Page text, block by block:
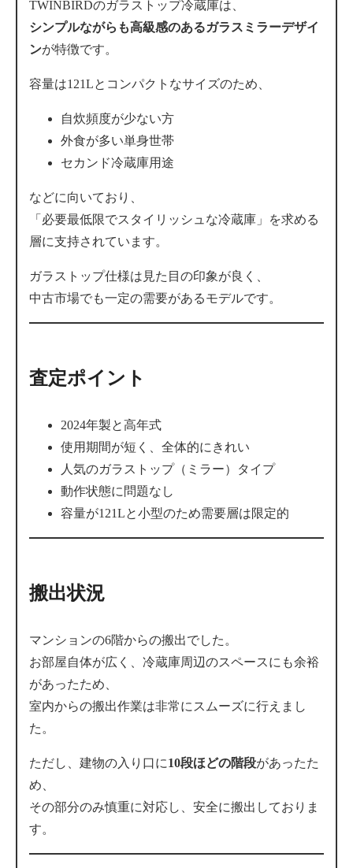
TWINBIRDのガラストップ冷蔵庫は、
シンプルながらも高級感のあるガラスミラーデザイ
ンが特徴です。
容量は121Lとコンパクトなサイズのため、
自炊頻度が少ない方
外食が多い単身世帯
セカンド冷蔵庫用途
などに向いており、
「必要最低限でスタイリッシュな冷蔵庫」を求める
層に支持されています。
ガラストップ仕様は見た目の印象が良く、
中古市場でも一定の需要があるモデルです。
査定ポイント
2024年製と高年式
使用期間が短く、全体的にきれい
人気のガラストップ（ミラー）タイプ
動作状態に問題なし
容量が121Lと小型のため需要層は限定的
搬出状況
マンションの6階からの搬出でした。
お部屋自体が広く、冷蔵庫周辺のスペースにも余裕
があったため、
室内からの搬出作業は非常にスムーズに行えまし
た。
ただし、建物の入り口に10段ほどの階段があったた
め、
その部分のみ慎重に対応し、安全に搬出しておりま
す。